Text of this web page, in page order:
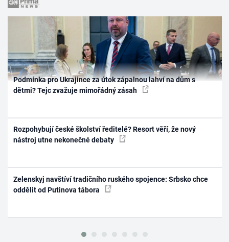
Podmínka pro Ukrajince za útok zápalnou lahví na dům s
dětmi? Tejc zvažuje mimořádný zásah
Rozpohybují české školství ředitelé? Resort věří, že nový
nástroj utne nekonečné debaty
Zelenskyj navštíví tradičního ruského spojence: Srbsko chce
oddělit od Putinova tábora